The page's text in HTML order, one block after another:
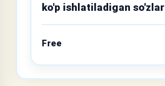
ko'p ishlatiladigan so'zlar
Free